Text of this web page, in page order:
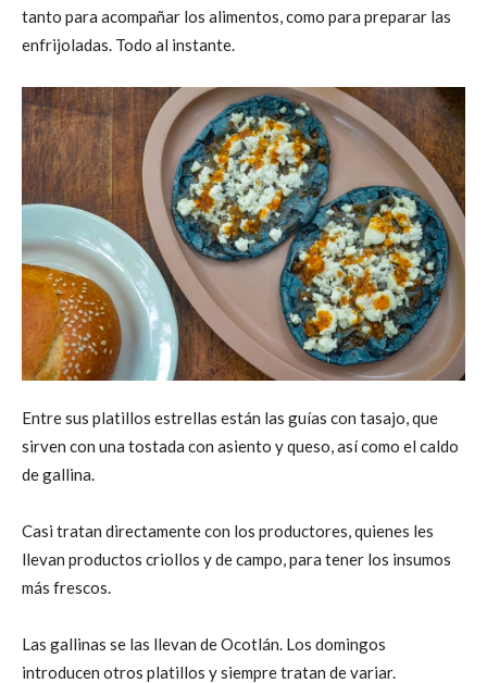
tanto para acompañar los alimentos, como para preparar las
enfrijoladas. Todo al instante.
Entre sus platillos estrellas están las guías con tasajo, que
sirven con una tostada con asiento y queso, así como el caldo
de gallina.
Casi tratan directamente con los productores, quienes les
llevan productos criollos y de campo, para tener los insumos
más frescos.
Las gallinas se las llevan de Ocotlán. Los domingos
introducen otros platillos y siempre tratan de variar.